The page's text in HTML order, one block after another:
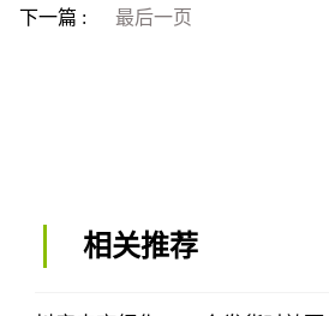
下一篇 :
最后一页
相关推荐